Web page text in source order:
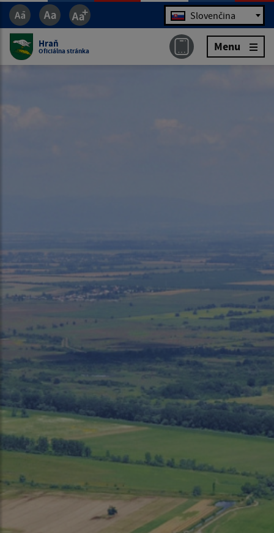
Jazyk Slovenčina
Hraň
Oficiálna stránka Menu